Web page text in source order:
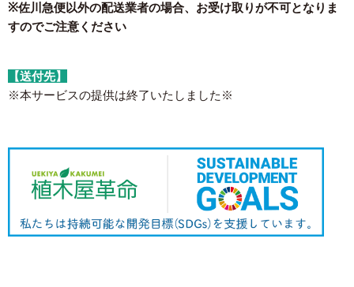
※佐川急便以外の配送業者の場合、お受け取りが不可となりま
すのでご注意ください
【送付先】
※本サービスの提供は終了いたしました※